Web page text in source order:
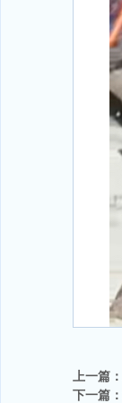
上一篇：
下一篇：